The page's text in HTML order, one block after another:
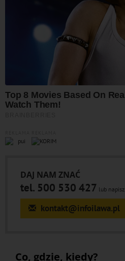
DAJ NAM ZNAĆ
tel. 500 530 427 lub napisz
kontakt@infoilawa.pl
Co, gdzie, kiedy?